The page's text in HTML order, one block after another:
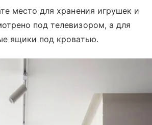
место для хранения игрушек и
под телевизором, а для
ящики под кроватью.